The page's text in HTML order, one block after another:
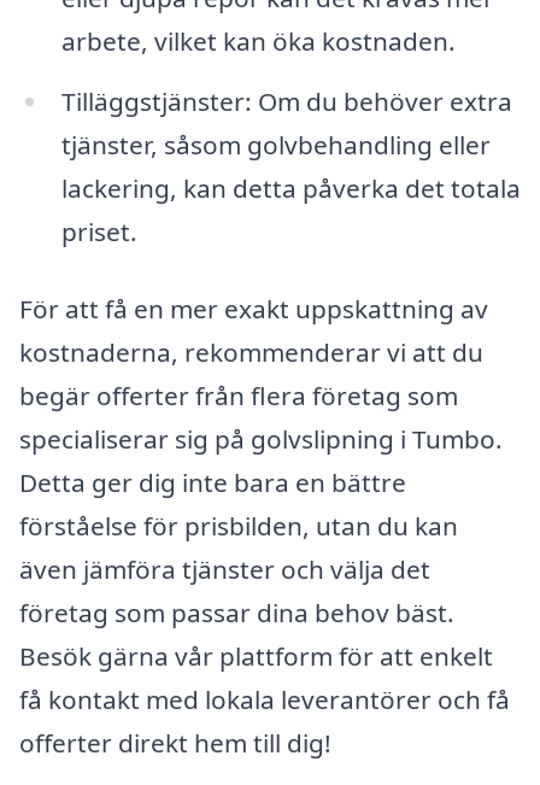
arbete, vilket kan öka kostnaden.
Tilläggstjänster: Om du behöver extra
tjänster, såsom golvbehandling eller
lackering, kan detta påverka det totala
priset.
För att få en mer exakt uppskattning av
kostnaderna, rekommenderar vi att du
begär offerter från flera företag som
specialiserar sig på golvslipning i Tumbo.
Detta ger dig inte bara en bättre
förståelse för prisbilden, utan du kan
även jämföra tjänster och välja det
företag som passar dina behov bäst.
Besök gärna vår plattform för att enkelt
få kontakt med lokala leverantörer och få
offerter direkt hem till dig!